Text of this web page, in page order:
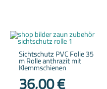
Sichtschutz PVC Folie 35
m Rolle anthrazit mit
Klemmschienen